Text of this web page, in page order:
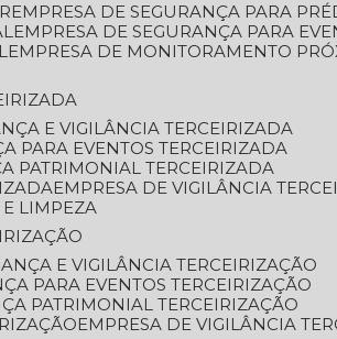
EMPRESA DE SEGURANÇA PARA
EMPRESA DE SEGURANÇA PARA
EMPRESA DE MONITORAMENTO
E VIGILÂNCIA TERCEIRIZADA
PARA EVENTOS TERCEIRIZADA
PATRIMONIAL TERCEIRIZADA
EMPRESA DE VIGILÂNCIA
E LIMPEZA
E VIGILÂNCIA TERCEIRIZAÇÃO
PARA EVENTOS TERCEIRIZAÇÃO
PATRIMONIAL TERCEIRIZAÇÃO
EMPRESA DE VIGILÂNCIA